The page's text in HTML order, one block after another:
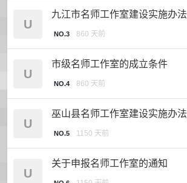
U
九江市名师工作室建设实施办法
NO.3 860 天前
U
市级名师工作室的成立条件
NO.4 860 天前
U
巫山县名师工作室建设实施办法
NO.5 1150 天前
U
关于申报名师工作室的通知